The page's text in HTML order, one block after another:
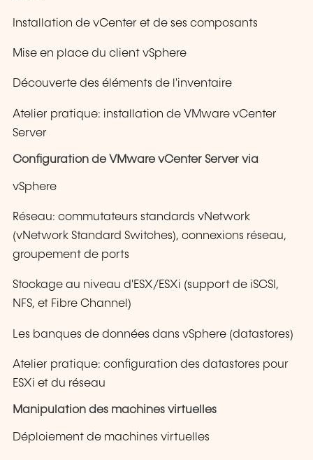
Installation de vCenter et de ses composants
Mise en place du client vSphere
Découverte des éléments de l'inventaire
Atelier pratique: installation de VMware vCenter
Server
Configuration de VMware vCenter Server via
vSphere
Réseau: commutateurs standards vNetwork
(vNetwork Standard Switches), connexions réseau,
groupement de ports
Stockage au niveau d'ESX/ESXi (support de iSCSI,
NFS, et Fibre Channel)
Les banques de données dans vSphere (datastores)
Atelier pratique: configuration des datastores pour
ESXi et du réseau
Manipulation des machines virtuelles
Déploiement de machines virtuelles